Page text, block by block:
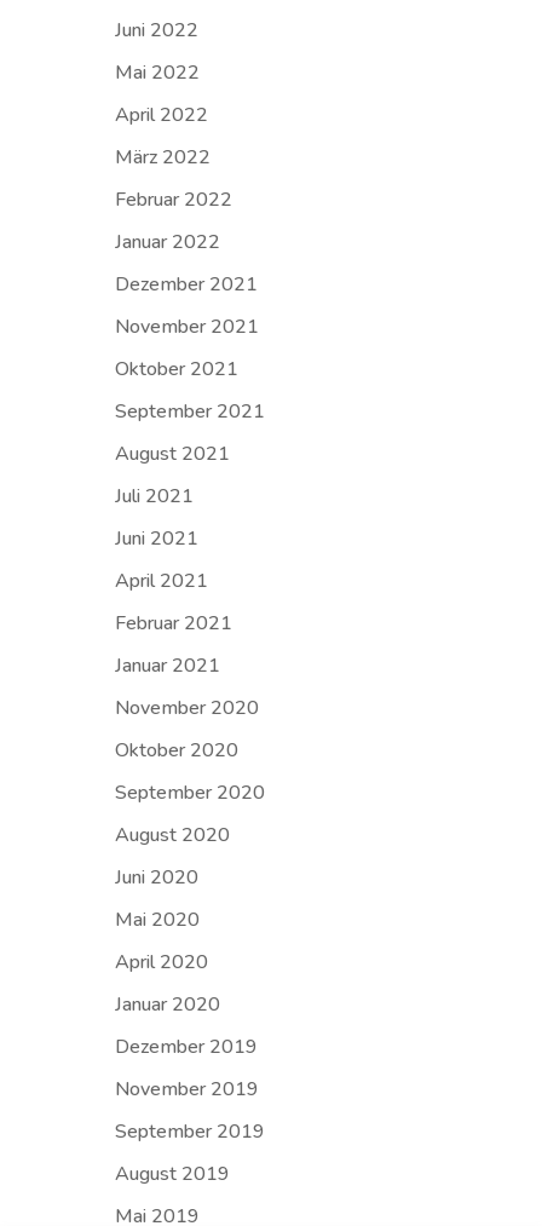
Juni 2022
Mai 2022
April 2022
März 2022
Februar 2022
Januar 2022
Dezember 2021
November 2021
Oktober 2021
September 2021
August 2021
Juli 2021
Juni 2021
April 2021
Februar 2021
Januar 2021
November 2020
Oktober 2020
September 2020
August 2020
Juni 2020
Mai 2020
April 2020
Januar 2020
Dezember 2019
November 2019
September 2019
August 2019
Mai 2019